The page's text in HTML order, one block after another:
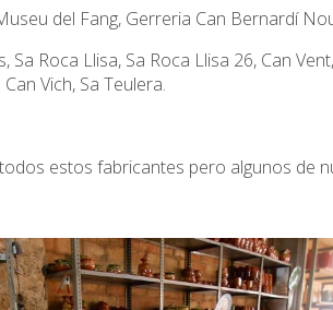
del Fang, Gerreria Can Bernardí
Sa Roca Llisa, Sa Roca Llisa 26, Can
Vich, Sa Teulera.
estos fabricantes pero algunos de